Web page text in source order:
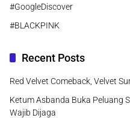
#GoogleDiscover
#BLACKPINK
Recent Posts
Red Velvet Comeback, Velvet
Ketum Asbanda Buka Peluang
Wajib Dijaga